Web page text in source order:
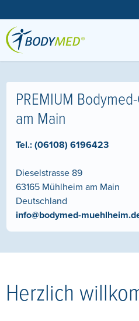
PREMIUM
am Main
Tel.:(06108) 6196423
Dieselstrasse 89
63165 Mühlheim am Main
Deutschland
info@bodymed-
Herzlich